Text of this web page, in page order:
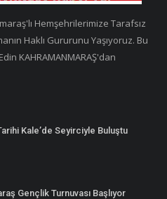
Hemşehrilerimize Tarafsız
Haklı Gururunu Yaşıyoruz. Bu
KAHRAMANMARAŞ'dan
Kale’de Seyirciyle Buluştu
Gençlik Turnuvası Başlıyor